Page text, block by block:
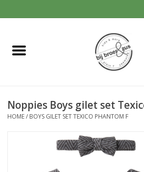
Home
Baby
Noppies Boys gilet set
HOME/ BOYS GILET SET TEXICO PHANTOM F